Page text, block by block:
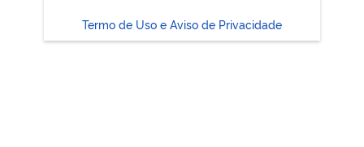
Termo de Uso e Aviso de Privacidade